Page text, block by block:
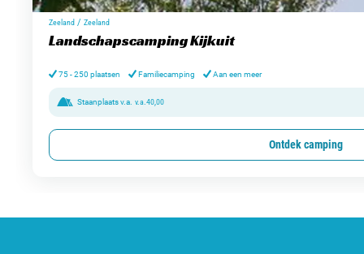
Zeeland / Zeeland
Landschapscamping Kijkuit
75 - 250 plaatsen Familiecamping Aan een meer
Staanplaats v.a. v.a.40,00
Ontdek camping